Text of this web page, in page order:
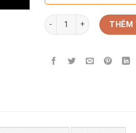
Rượu vang Delas Haute
THÊM